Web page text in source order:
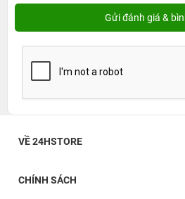
VỀ 24HSTORE
CHÍNH SÁCH